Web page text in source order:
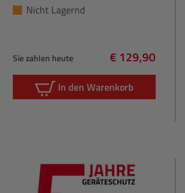
Nicht Lagernd
Sie zahlen heute
Regulärer Preis:
€ 129,90
In den Warenkorb